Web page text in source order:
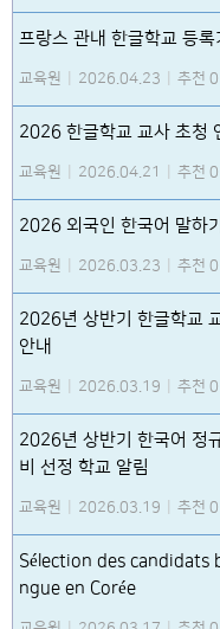
프랑스 관내 한글학교 등
교육원 2026.04.23 추천 0
2026 한글학교 교사 초청
교육원 2026.04.21 추천 0
2026 외국인 한국어 말하
교육원 2026.03.23 추천 0
2026년 상반기 한글학교
안내
교육원 2026.03.19 추천 0
2026년 상반기 한국어 정
비 선정 학교 알림
교육원 2026.03.19 추천 0
Sélection des candidats
ngue en Corée